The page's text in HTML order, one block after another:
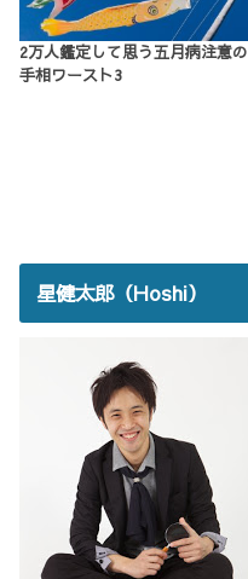
2万人鑑定して思う五月病注意の
手相ワースト3
星健太郎（Hoshi）